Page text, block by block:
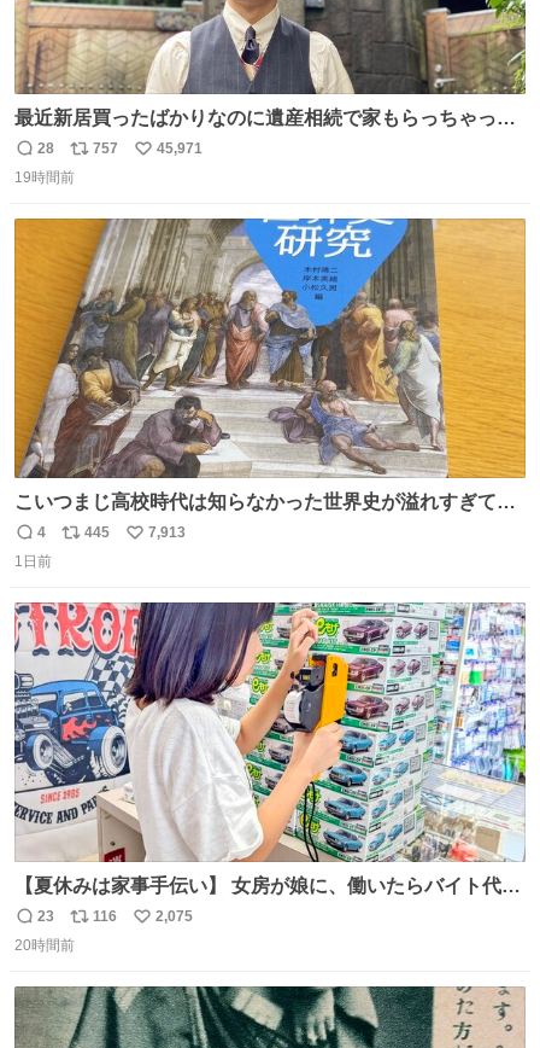
最近新居買ったばかりなのに遺産相続で家もらっちゃった
長男
返
信
28
リ
ポ
数
757
い
数
45,971
19時間前
こいつまじ高校時代は知らなかった世界史が溢れすぎてて
𝑩𝑰𝑮 𝑳𝑶𝑽𝑬＿＿
返
信
4
リ
ト
数
445
い
数
7,913
1日前
【夏休みは家事手伝い】 女房が娘に、働いたらバイト代も
らえば？と言ったら、娘は、いらない、と言って黙々と働
いてくれました。 あとでソフトクリーム買ってやろうと思
返
信
23
リ
ポ
ト
数
116
い
数
2,075
20時間前